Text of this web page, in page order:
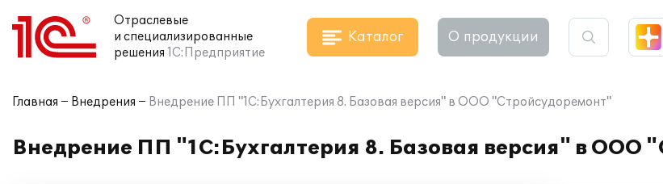
Отраслевые
и специализированные
решения 1С:Предприятие
Каталог О продукции
Главная Внедрения Внедрение ПП "1С:Бухгалтерия 8. Базовая версия" в ООО "Стройсудоремонт"
Внедрение ПП "1С:Бухгалтерия 8. Базовая версия" в ООО